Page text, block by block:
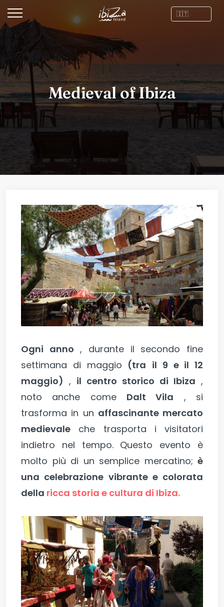
Medieval of Ibiza
Ogni anno , durante il secondo fine
settimana di maggio (tra il 9 e il 12
maggio) , il centro storico di Ibiza ,
noto anche come Dalt Vila , si
trasforma in un affascinante mercato
medievale che trasporta i visitatori
indietro nel tempo. Questo evento è
molto più di un semplice mercatino; è
una celebrazione vibrante e colorata
della ricca storia e cultura di Ibiza.